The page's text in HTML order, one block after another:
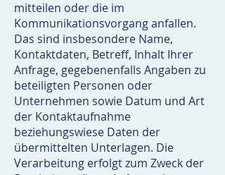
mitteilen oder die im
Kommunikationsvorgang anfallen.
Das sind insbesondere Name,
Kontaktdaten, Betreff, Inhalt Ihrer
Anfrage, gegebenenfalls Angaben zu
beteiligten Personen oder
Unternehmen sowie Datum und Art
der Kontaktaufnahme
beziehungswiese Daten der
übermittelten Unterlagen. Die
Verarbeitung erfolgt zum Zweck der